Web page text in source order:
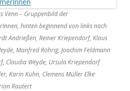
Venn – Gruppenbild der
hinten beginnend von links nach
Andrießen, Reiner Kriependorf, Klaus
Manfred Röhrig, Joachim Feldmann
Claudia Weyde, Ursula Kriependorf
Karin Kühn, Clemens Müller Elke
Rautert